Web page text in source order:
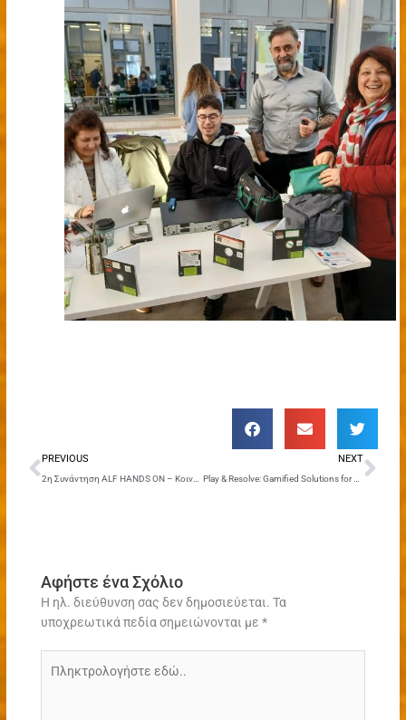
Prev
PREVIOUS NEXT
Αφήστε ένα Σχόλιο
Η ηλ. διεύθυνση σας δεν δημοσιεύεται. Τα
υποχρεωτικά πεδία σημειώνονται με *
εδώ..